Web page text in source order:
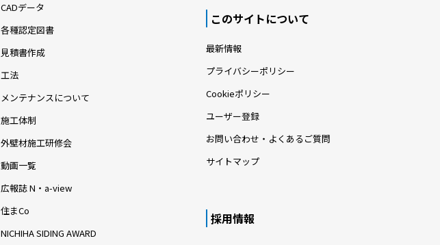
CADデータ
各種認定図書
見積書作成
工法
メンテナンスについて
施工体制
外壁材施工研修会
動画一覧
広報誌 N・a-view
住まCo
NICHIHA SIDING AWARD
このサイトについて
最新情報
プライバシーポリシー
Cookieポリシー
ユーザー登録
お問い合わせ・よくあるご質問
サイトマップ
採用情報